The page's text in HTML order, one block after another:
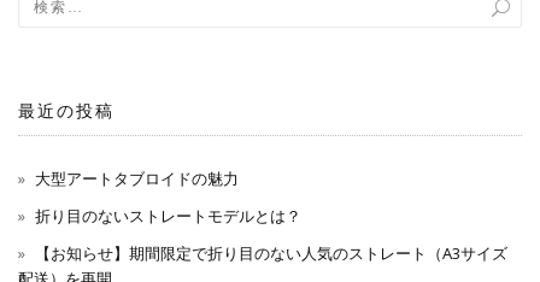
最近の投稿
大型アートタブロイドの魅力
折り目のないストレートモデルとは？
【お知らせ】期間限定で折り目のない人気のストレート（A3サイズ